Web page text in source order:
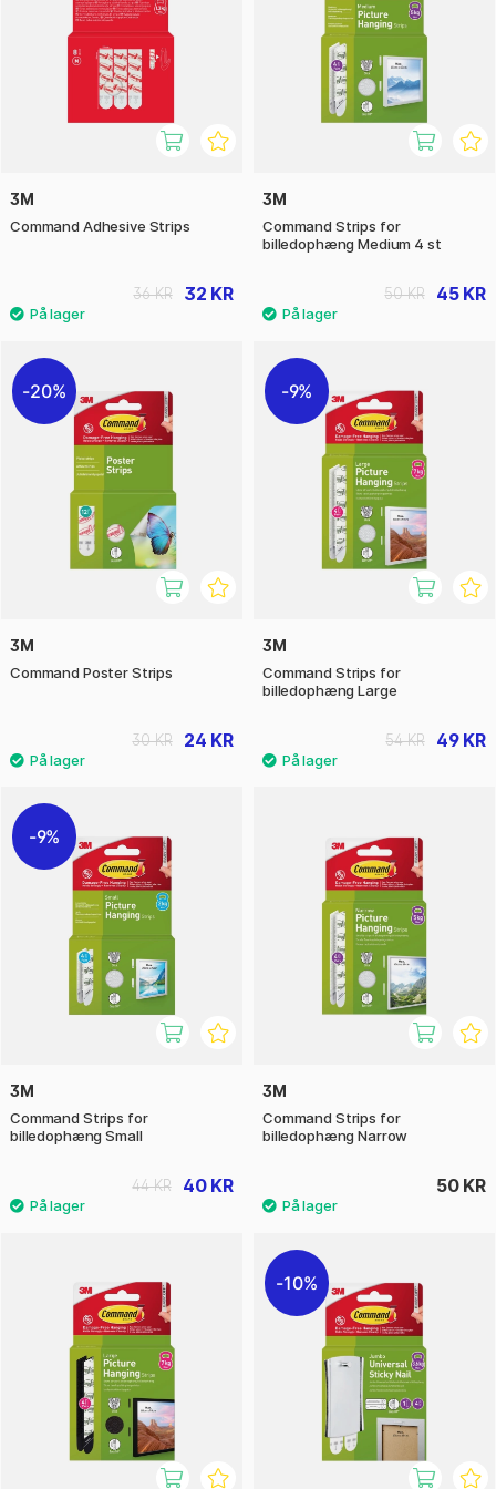
3M
Command Adhesive Strips
32 KR
36 KR
3M
Command Strips for
billedophæng Medium 4 st
45 KR
50 KR
20%
3M
Command Poster Strips
24 KR
30 KR
9%
3M
Command Strips for
billedophæng Large
49 KR
54 KR
9%
3M
Command Strips for
billedophæng Small
40 KR
44 KR
3M
Command Strips for
billedophæng Narrow
50 KR
10%